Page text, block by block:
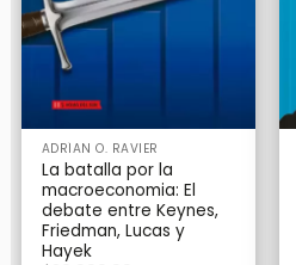
ADRÍAN O. RAVIER
La batalla por la
macroeconomia: El
debate entre Keynes,
Friedman, Lucas y
Hayek